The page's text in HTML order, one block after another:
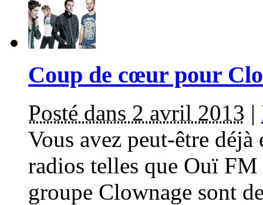
Coup de cœur pour
Posté dans 2 avril 2013 |
Vous avez peut-être
radios telles que Ouï
groupe Clownage sont